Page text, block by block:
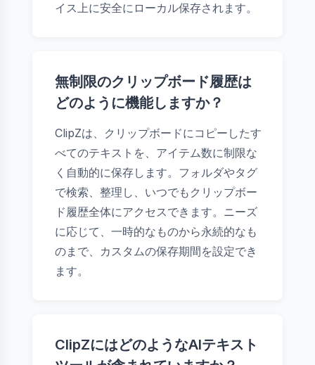
イス上に安全にローカル保存されます。
無制限のクリップボード履歴は
どのように機能しますか？
ClipZは、クリップボードにコピーしたす
べてのテキストを、アイテム数に制限な
く自動的に保存します。フォルダやタグ
で検索、整理し、いつでもクリップボー
ド履歴全体にアクセスできます。ニーズ
に応じて、一時的なものから永続的なも
のまで、カスタムの保存期間を設定でき
ます。
ClipZにはどのようなAIテキスト